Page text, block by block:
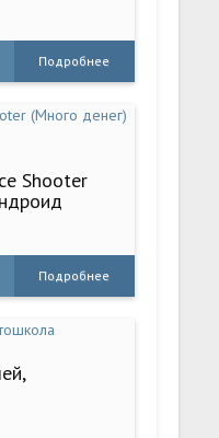
Подробнее
Shooter
Подробнее